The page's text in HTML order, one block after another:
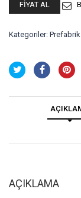
FIYAT AL
Kategoriler: Prefabrik
AÇIKLAMA